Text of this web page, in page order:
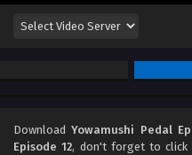
DownloadYowamushi Pedal
Episode 12, don't forget to click